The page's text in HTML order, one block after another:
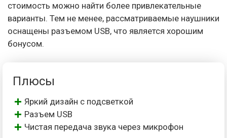
стоимость можно найти более привлекательные
варианты. Тем не менее, рассматриваемые наушники
оснащены разъемом USB, что является хорошим
бонусом.
Плюсы
Яркий дизайн с подсветкой
Разъем USB
Чистая передача звука через микрофон